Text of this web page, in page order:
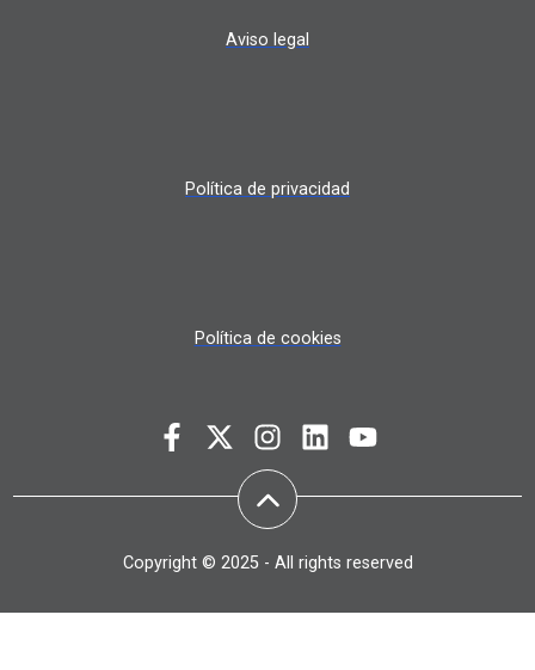
Aviso legal
Política de privacidad
Política de cookies
Copyright © 2025 - All rights reserved